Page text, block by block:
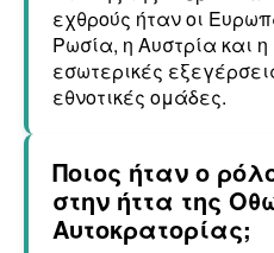
εχθρούς ήταν οι
Ρωσία, η Αυστρία και
εσωτερικές
εθνοτικές ομάδες.
Ποιος ήταν ο
στην ήττα της
Αυτοκρατορίας;